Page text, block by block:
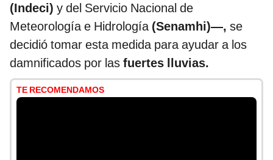
(Indeci) y del Servicio Nacional de
Meteorología e Hidrología (Senamhi)—, se
decidió tomar esta medida para ayudar a los
damnificados por las fuertes lluvias.
TE RECOMENDAMOS